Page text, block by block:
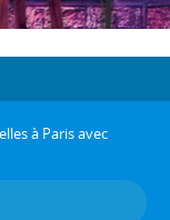
à Paris avec